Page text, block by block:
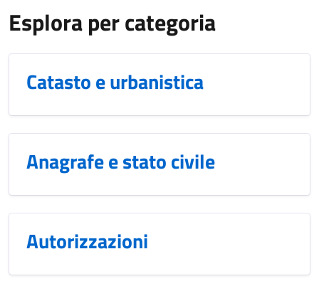
Esplora per categoria
Catasto e urbanistica
Anagrafe e stato civile
Autorizzazioni